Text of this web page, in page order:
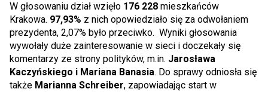
W głosowaniu dział wzięło 176 228 mieszkańców
Krakowa. 97,93% z nich opowiedziało się za odwołaniem
prezydenta, 2,07% było przeciwko. Wyniki głosowania
wywołały duże zainteresowanie w sieci i doczekały się
komentarzy ze strony polityków, m.in. Jarosława
Kaczyńskiego i Mariana Banasia. Do sprawy odniosła się
także Marianna Schreiber, zapowiadając start w